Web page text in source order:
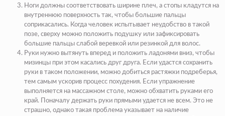
Ноги должны соответствовать ширине плеч, а стопы кладутся на
внутреннюю поверхность так, чтобы большие пальцы
соприкасались. Когда человек испытывает неудобство в такой
позе, сверху можно положить подушку или зафиксировать
большие пальцы слабой веревкой или резинкой для волос.
Руки нужно вытянуть вперед и положить ладонями вниз, чтобы
мизинцы при этом касались друг друга. Если удастся сохранить
руки в таком положении, можно добиться растяжки подреберья,
тем самым ускорив процесс похудения. Если упражнение
выполняется на массажном столе, можно обхватить руками его
край. Поначалу держать руки прямыми удается не всем. Это не
страшно, однако такая проблема указывает на наличие